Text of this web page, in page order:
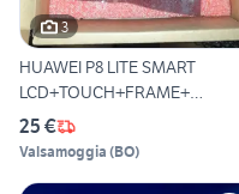
3
HUAWEI P8 LITE SMART
LCD+TOUCH+FRAME+
BATTERIA (2)
25 €
Valsamoggia (BO)